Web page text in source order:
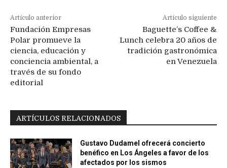
Artículo anterior
Fundación Empresas
Polar promueve la
ciencia, educación y
conciencia ambiental, a
través de su fondo
editorial
Artículo siguiente
Baguette’s Coffee &
Lunch celebra 20 años de
tradición gastronómica
en Venezuela
ARTÍCULOS RELACIONADOS
Gustavo Dudamel ofrecerá concierto
benéfico en Los Ángeles a favor de los
afectados por los sismos